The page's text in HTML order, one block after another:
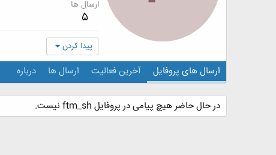
ارسال ها
5
پیدا کردن
ارسال های پروفایل آخرین فعالیت ارسال ها درباره
در حال حاضر هیچ پیامی در پروفایل ftm_sh نیست.